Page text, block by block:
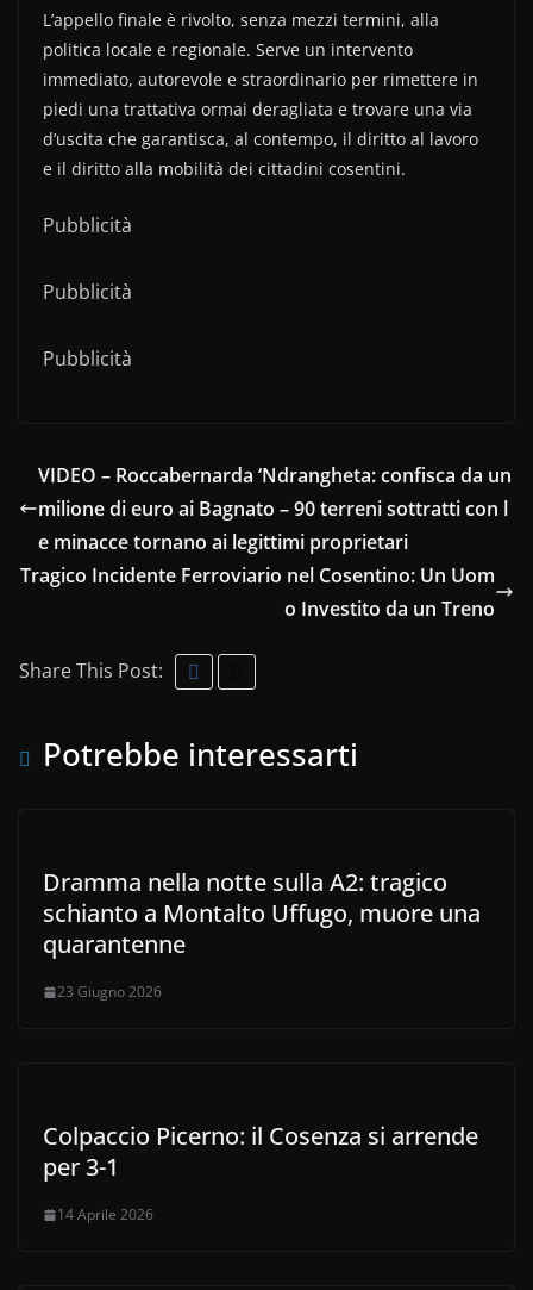
L’appello finale è rivolto, senza mezzi termini, alla
politica locale e regionale. Serve un intervento
immediato, autorevole e straordinario per rimettere in
piedi una trattativa ormai deragliata e trovare una via
d’uscita che garantisca, al contempo, il diritto al lavoro
e il diritto alla mobilità dei cittadini cosentini.
Pubblicità
Pubblicità
Pubblicità
VIDEO – Roccabernarda ‘Ndrangheta: confisca da un
milione di euro ai Bagnato – 90 terreni sottratti con l
e minacce tornano ai legittimi proprietari
Tragico Incidente Ferroviario nel Cosentino: Un Uom
o Investito da un Treno
Share This Post:
Potrebbe interessarti
Dramma nella notte sulla A2: tragico
schianto a Montalto Uffugo, muore una
quarantenne
23 Giugno 2026
Colpaccio Picerno: il Cosenza si arrende
per 3-1
14 Aprile 2026